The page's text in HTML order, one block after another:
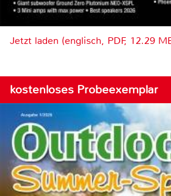
Jetzt laden (englisch, PDF, 12.29
kostenloses Probeexemplar